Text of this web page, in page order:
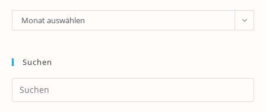
Archiv
Monat auswählen
Suchen